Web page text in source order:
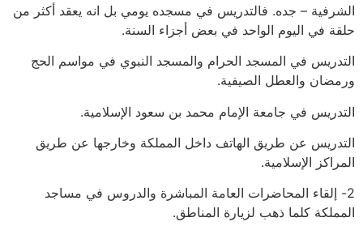
الشرفية – جده. فالتدريس في مسجده يومي بل انه يعقد أكثر من
حلقة في اليوم الواحد في بعض أجزاء السنة.
التدريس في المسجد الحرام والمسجد النبوي في مواسم الحج
ورمضان والعطل الصيفية.
التدريس في جامعة الإمام محمد بن سعود الإسلامية.
التدريس عن طريق الهاتف داخل المملكة وخارجها عن طريق
المراكز الإسلامية.
2- إلقاء المحاضرات العامة المباشرة والدروس في مساجد
المملكة كلما ذهب لزيارة المناطق.